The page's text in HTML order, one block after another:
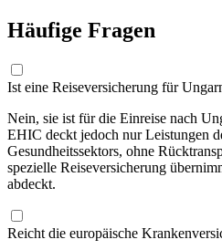
Häufige Fragen
Ist eine Reiseversicherung für
Nein, sie ist für die Einreise nach
EHIC deckt jedoch nur Leistungen
Gesundheitssektors, ohne
spezielle Reiseversicherung
abdeckt.
Reicht die europäische